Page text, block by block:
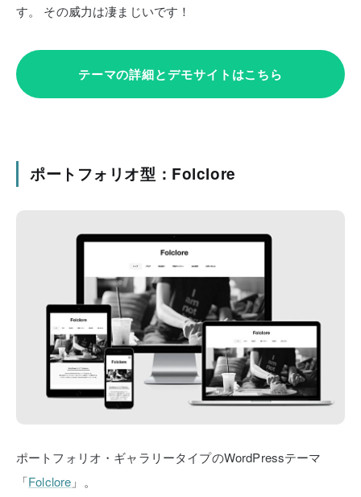
す。 その威力は凄まじいです！
テーマの詳細とデモサイトはこちら
ポートフォリオ型：Folclore
ポートフォリオ・ギャラリータイプのWordPressテーマ
「Folclore 」。